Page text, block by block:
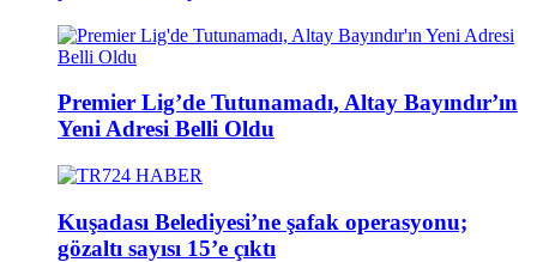
Premier Lig’de Tutunamadı, Altay Bayındır’ın
Yeni Adresi Belli Oldu
Kuşadası Belediyesi’ne şafak operasyonu;
gözaltı sayısı 15’e çıktı